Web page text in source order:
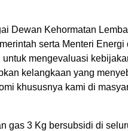
Dewan Kehormatan
serta Menteri Energi
mengevaluasi
kelangkaan yang
khususnya kami di
gas 3 Kg bersubsidi di